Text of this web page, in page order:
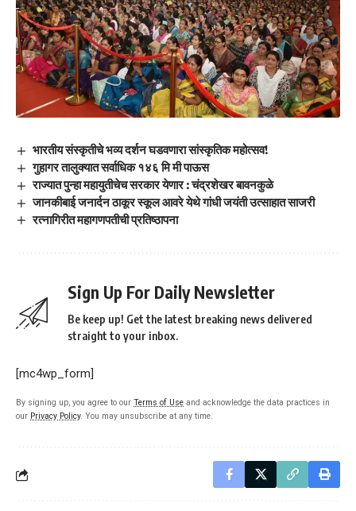
भारतीय संस्कृतीचे भव्य दर्शन घडवणारा सांस्कृतिक महोत्सव!
गुहागर तालुक्यात सर्वाधिक १४६ मि मी पाऊस
राज्यात पुन्हा महायुतीचेच सरकार येणार : चंद्रशेखर बावनकुळे
जानकीबाई जनार्दन ठाकूर स्कूल आवरे येथे गांधी जयंती उत्साहात साजरी
रत्नागिरीत महागणपतीची प्रतिष्ठापना
Sign Up For Daily Newsletter
Be keep up! Get the latest breaking news delivered
straight to your inbox.
[mc4wp_form]
By signing up, you agree to our Terms of Use and acknowledge the data practices in
our Privacy Policy. You may unsubscribe at any time.